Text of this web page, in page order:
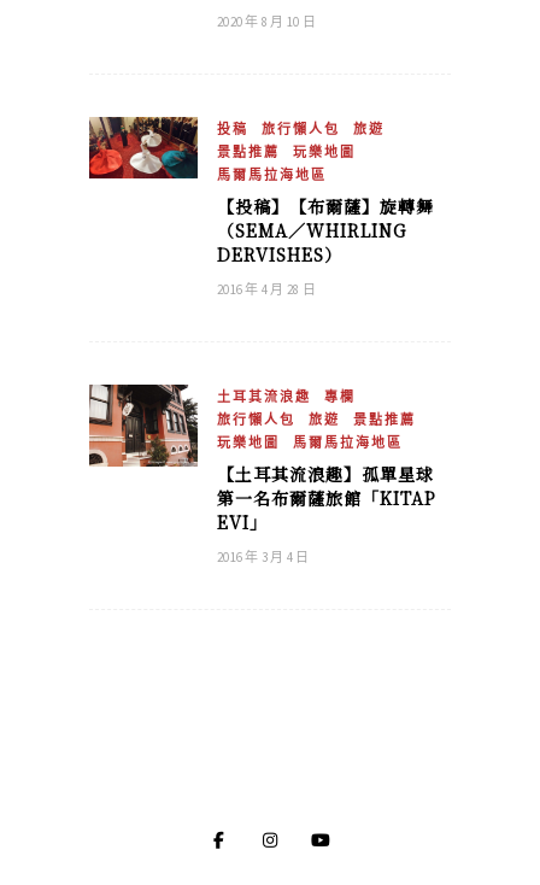
2020 年 8 月 10 日
投稿 旅行懶人包
旅遊
景點推薦
玩樂地圖
馬爾馬拉海地區
【投稿】【布爾薩】旋轉舞
（SEMA／WHIRLING
DERVISHES）
2016 年 4 月 28 日
土耳其流浪趣
專欄
旅行懶人包
旅遊
景點推薦
玩樂地圖
馬爾馬拉海地區
【土耳其流浪趣】孤單星球
第一名布爾薩旅館「KITAP
EVI」
2016 年 3 月 4 日